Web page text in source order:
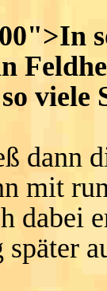
viele
dann
mit
dabei